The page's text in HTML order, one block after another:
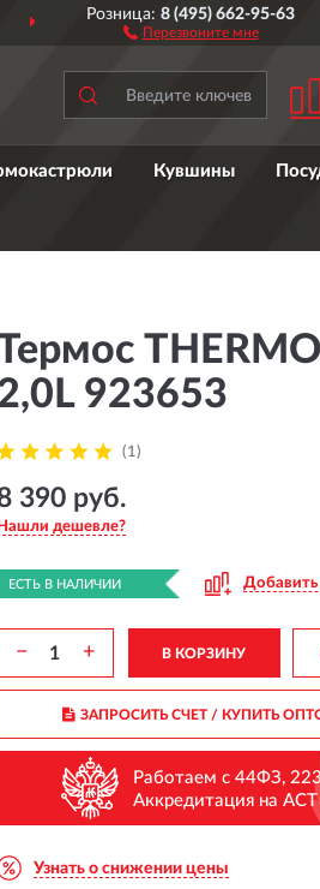
ДОСТАВИМПО
Розница:8 (495) 662-95-63
Перезвоните мне
Кувшины
923653
(1)
390 руб.
Нашли дешевле?
ЕСТЬ В НАЛИЧИИ Добавить
− + В КОРЗИНУ
ЗАПРОСИТЬ СЧЕТ / КУПИТЬ
Работаем с 44ФЗ,
Аккредитация на
Узнать о снижении цены